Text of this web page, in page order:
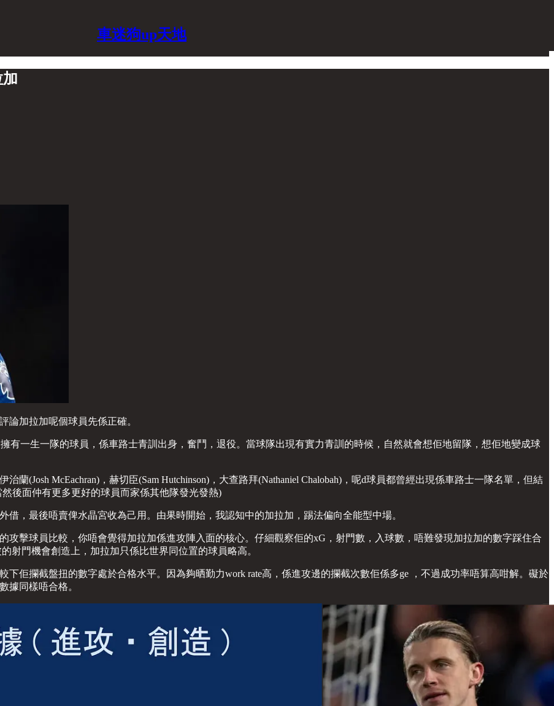
車迷狗up天地
論加拉加呢個球員先係正確。
有一生一隊的球員，係車路士青訓出身，奮鬥，退役。當球隊出現有實力青訓的時候，自然就會想佢地留隊，想佢地變成球
治蘭(Josh McEachran)，赫切臣(Sam Hutchinson)，大查路拜(Nathaniel Chalobah)，呢d球員都曾經出現係車路士一隊名單，但結
後面仲有更多更好的球員而家係其他隊發光發熱)
，最後唔賣俾水晶宮收為己用。由果時開始，我認知中的加拉加，踢法偏向全能型中場。
攻擊球員比較，你唔會覺得加拉加係進攻陣入面的核心。仔細觀察佢的xG，射門數，入球數，唔難發現加拉加的數字踩住合
射門機會創造上，加拉加只係比世界同位置的球員略高。
佢攔截盤扭的數字處於合格水平。因為夠晒勤力work rate高，係進攻邊的攔截次數佢係多ge ，不過成功率唔算高咁解。礙於
據同樣唔合格。